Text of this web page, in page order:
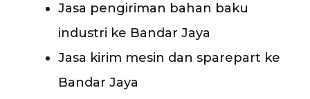
Jasa pengiriman bahan baku
industri ke Bandar Jaya
Jasa kirim mesin dan sparepart ke
Bandar Jaya